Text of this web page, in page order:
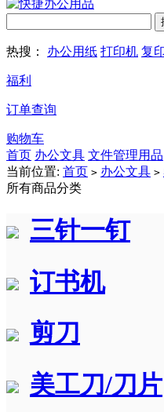
热搜： 办公用纸 打印机 复
福利
订单查询
购物车
首页 办公文具 文件管理用品
当前位置: 首页 > 办公文具 >
所有商品分类
三针一钉
订书机
剪刀
美工刀/刀片